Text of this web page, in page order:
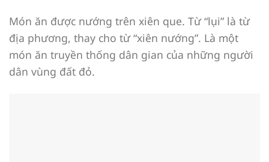
Món ăn được nướng trên xiên que. Từ “lụi” là từ
địa phương, thay cho từ “xiên nướng”. Là một
món ăn truyền thống dân gian của những người
dân vùng đất đỏ.